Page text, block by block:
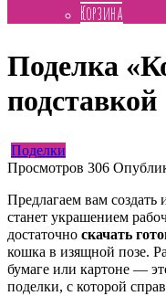
Корзина
Поделка
подставкой
Поделки
Просмотров 306
Предлагаем вам
станет украшением
достаточно скачать
кошка в изящной позе.
бумаге или картоне —
поделки, с которой